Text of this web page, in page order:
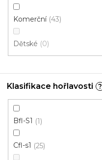
Komerční 43
Dětské 0
Klasifikace hořlavosti ?
Bfl-S1 1
Cfl-s1 25